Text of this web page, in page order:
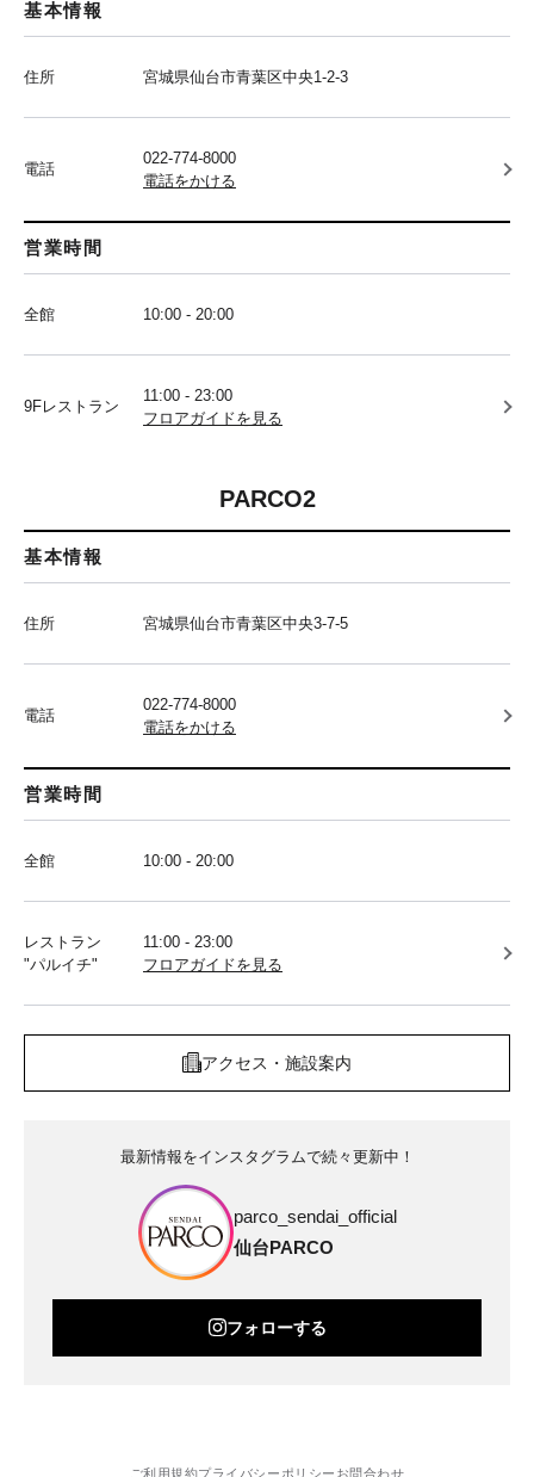
基本情報
住所 宮城県仙台市青葉区中央1-2-3
電話
022-774-8000
電話をかける
営業時間
全館 10:00 - 20:00
9Fレストラン
11:00 - 23:00
フロアガイドを見る
PARCO2
基本情報
住所 宮城県仙台市青葉区中央3-7-5
電話
022-774-8000
電話をかける
営業時間
全館 10:00 - 20:00
レストラン
"パルイチ"
11:00 - 23:00
フロアガイドを見る
アクセス・施設案内
最新情報をインスタグラムで続々更新中！
parco_sendai_official
仙台PARCO
フォローする
ご利用規約プライバシーポリシー お問合わせ